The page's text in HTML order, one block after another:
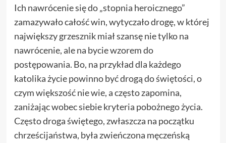
Ich nawrócenie się do „stopnia heroicznego”
zamazywało całość win, wytyczało drogę, w której
największy grzesznik miał szansę nie tylko na
nawrócenie, ale na bycie wzorem do
postępowania. Bo, na przykład dla każdego
katolika życie powinno być drogą do świętości, o
czym większość nie wie, a często zapomina,
zaniżając wobec siebie kryteria pobożnego życia.
Często droga świętego, zwłaszcza na początku
chrześcijaństwa, była zwieńczona męczeńską